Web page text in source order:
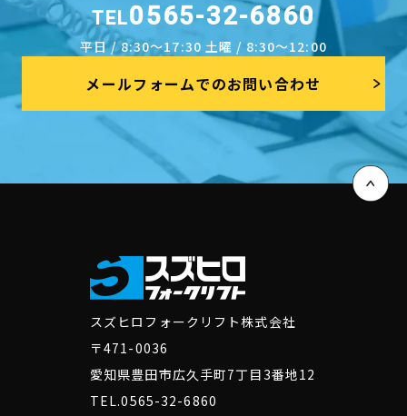
TEL0565-32-6860
平日 / 8:30～17:30 土曜 / 8:30～12:00
メールフォームでのお問い合わせ
スズヒロフォークリフト株式会社
〒471-0036
愛知県豊田市広久手町7丁目3番地12
TEL.0565-32-6860